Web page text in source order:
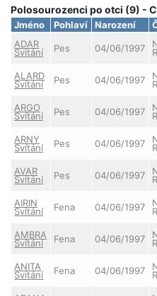
Polosourozenci po otci (9) -
Jméno Pohlaví Narození
ADAR
Svítání Pes 04/06/1997
ALARD
Svítání Pes 04/06/1997
ARGO
Svítání Pes 04/06/1997
ARNY
Svítání Pes 04/06/1997
AVAR
Svítání Pes 04/06/1997
AIRIN
Svítání Fena 04/06/1997
AMBRA
Svítání Fena 04/06/1997
ANITA
Svítání Fena 04/06/1997